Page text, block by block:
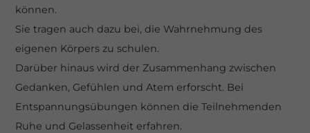
können.
Sie tragen auch dazu bei, die Wahrnehmung des
eigenen Körpers zu schulen.
Darüber hinaus wird der Zusammenhang zwischen
Gedanken, Gefühlen und Atem erforscht. Bei
Entspannungsübungen können die Teilnehmenden
Ruhe und Gelassenheit erfahren.